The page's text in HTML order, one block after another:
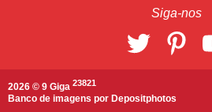
Siga-nos
2026 © 9 Giga 23821
Banco de imagens por Depositphotos